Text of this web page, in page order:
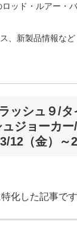
ッド・ルアー・
、新製品情報など
ッシュ９/タ
ジョーカ
12（金）～
化した記事です